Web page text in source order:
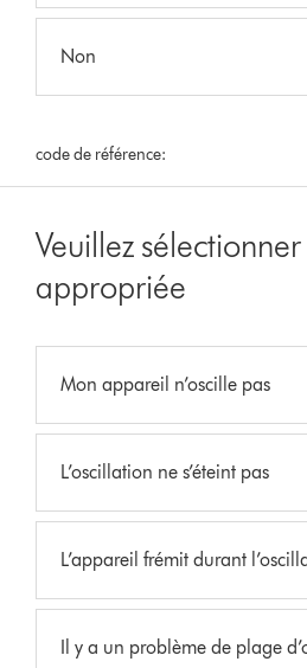
Non
code de référence:
Veuillez sélectionner
appropriée
Mon appareil n’oscille pas
L’oscillation ne s’éteint pas
L’appareil frémit durant
Il y a un problème de plage